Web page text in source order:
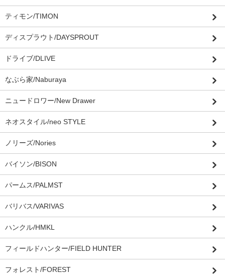
ティモン/TIMON
ディスプラウト/DAYSPROUT
ドライブ/DLIVE
なぶら家/Naburaya
ニュードロワー/New Drawer
ネオスタイル/neo STYLE
ノリーズ/Nories
バイソン/BISON
パームス/PALMST
バリバス/VARIVAS
ハンクル/HMKL
フィールドハンター/FIELD HUNTER
フォレスト/FOREST